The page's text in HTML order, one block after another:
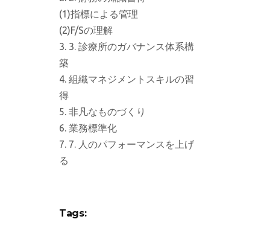
(1)指標による管理
(2)F/Sの理解
3. 診療所のガバナンス体系構
築
組織マネジメントスキルの習
得
非凡なものづくり
業務標準化
7. 人のパフォーマンスを上げ
る
Tags: